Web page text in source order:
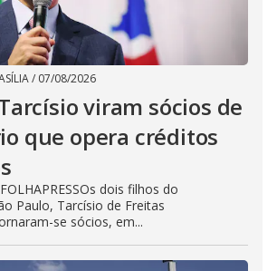
/ 07/08/2026
viram sócios de
que opera créditos
dois filhos do
Paulo, Tarcísio de Freitas
se sócios, em...